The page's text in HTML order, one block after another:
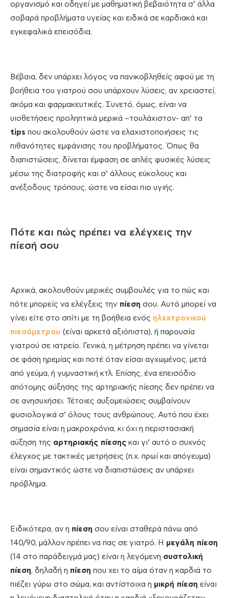
οργανισμό και οδηγεί με μαθηματική βεβαιότητα σ’ άλλα
σοβαρά προβλήματα υγείας και ειδικά σε καρδιακά και
εγκεφαλικά επεισόδια.
Βέβαια, δεν υπάρχει λόγος να πανικοβληθείς αφού με τη
βοήθεια του γιατρού σου υπάρχουν λύσεις, αν χρειαστεί,
ακόμα και φαρμακευτικές. Συνετό, όμως, είναι να
υιοθετήσεις προληπτικά μερικά –τουλάχιστον- απ’ τα
tips που ακολουθούν ώστε να ελαχιστοποιήσεις τις
πιθανότητες εμφάνισης του προβλήματος. Όπως θα
διαπιστώσεις, δίνεται έμφαση σε απλές φυσικές λύσεις
μέσω της διατροφής και σ’ άλλους εύκολους και
ανέξοδους τρόπους, ώστε να είσαι πιο υγιής.
Πότε και πώς πρέπει να ελέγχεις την
πίεσή σου
Αρχικά, ακολουθούν μερικές συμβουλές για το πώς και
πότε μπορείς να ελέγξεις την πίεση σου. Αυτό μπορεί να
γίνει είτε στο σπίτι με τη βοήθεια ενός ηλεκτρονικού
πιεσόμετρου (είναι αρκετά αξιόπιστα), ή παρουσία
γιατρού σε ιατρείο. Γενικά, η μέτρηση πρέπει να γίνεται
σε φάση ηρεμίας και ποτέ όταν είσαι αγχωμένος, μετά
από γεύμα, ή γυμναστική κτλ. Επίσης, ένα επεισόδιο
απότομης αύξησης της αρτηριακής πίεσης δεν πρέπει να
σε ανησυχήσει. Τέτοιες αυξομειώσεις συμβαίνουν
φυσιολογικά σ’ όλους τους ανθρώπους. Αυτό που έχει
σημασία είναι η μακροχρόνια, κι όχι η περιστασιακή
αύξηση της αρτηριακής πίεσης και γι’ αυτό ο συχνός
έλεγχος με τακτικές μετρήσεις (π.χ. πρωί και απόγευμα)
είναι σημαντικός ώστε να διαπιστώσεις αν υπάρχει
πρόβλημα.
Ειδικότερα, αν η πίεση σου είναι σταθερά πάνω από
140/90, μάλλον πρέπει να πας σε γιατρό. Η μεγάλη πίεση
(14 στο παράδειγμά μας) είναι η λεγόμενη συστολική
πίεση, δηλαδή η πίεση που χει το αίμα όταν η καρδιά το
πιέζει γύρω στο σώμα, και αντίστοιχα η μικρή πίεση είναι